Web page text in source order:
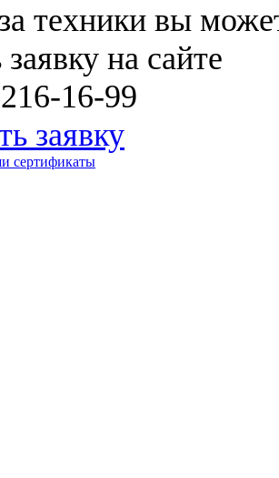
техники вы
на сайте
16-99
заявку
сертификаты